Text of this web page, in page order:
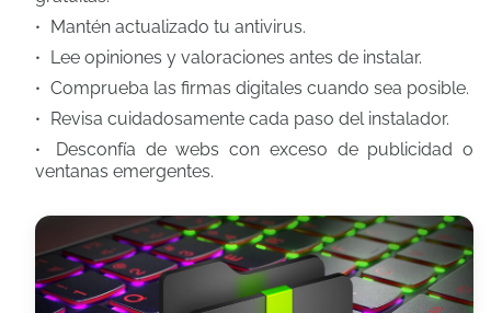
Mantén actualizado tu antivirus.
Lee opiniones y valoraciones antes de instalar.
Comprueba las firmas digitales cuando sea posible.
Revisa cuidadosamente cada paso del instalador.
Desconfía de webs con exceso de publicidad o
ventanas emergentes.